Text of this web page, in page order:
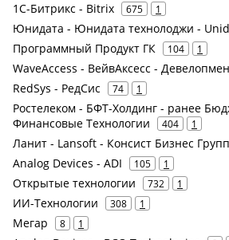
1С-Битрикс - Bitrix 675 1
Юнидата - Юнидата технолоджи -
Программный Продукт ГК 104 1
WaveAccess - ВейвАксесс -
RedSys - РедСис 74 1
Ростелеком - БФТ-Холдинг - ранее
Финансовые Технологии
404 1
Ланит - Lansoft - Консист Бизнес Групп
Analog Devices - ADI 105 1
Открытые технологии 732 1
ИИ-Технологии 308 1
Мегар 8 1